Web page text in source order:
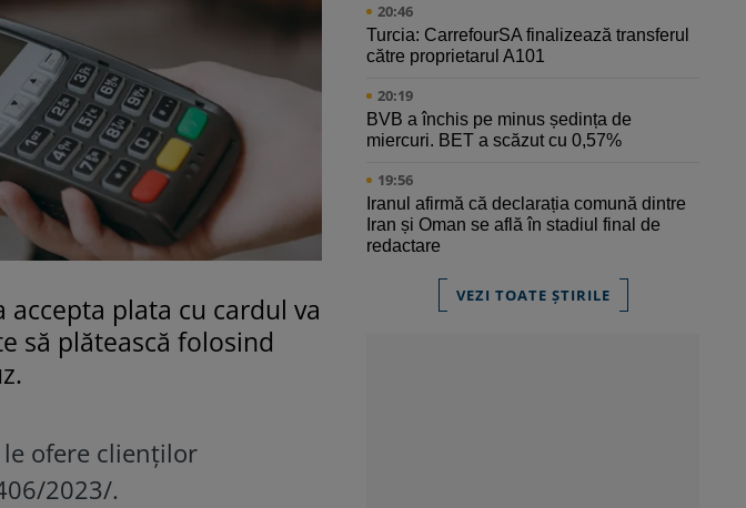
plata cu cardul va
să plătească folosind
ofere clienților
2023/.
20:46
Turcia: CarrefourSA finalizează transferul
către proprietarul A101
20:19
BVB a închis pe minus ședința de
miercuri. BET a scăzut cu 0,57%
19:56
Iranul afirmă că declarația comună dintre
Iran și Oman se află în stadiul final de
redactare
VEZI TOATE ȘTIRILE